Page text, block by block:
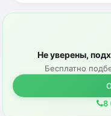
Не уверены,
Бесплатно
8